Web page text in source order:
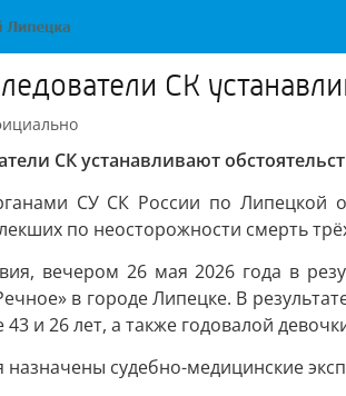
СК
СК устанавливают
СУ СК России по Липецкой
по неосторожности смерть
вечером 26 мая 2026 года в
в городе Липецке. В
и 26 лет, а также годовалой
назначены судебно-медицинские